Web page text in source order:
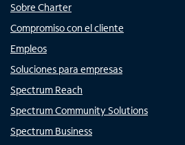
Sobre Charter
Compromiso con el cliente
Empleos
Soluciones para empresas
Spectrum Reach
Spectrum Community Solutions
Spectrum Business